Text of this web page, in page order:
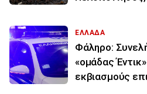
ΕΛΛΑΔΑ
Φάληρο:
«ομάδας
εκβιασμούς